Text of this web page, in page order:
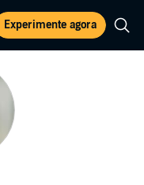
Experimente agora